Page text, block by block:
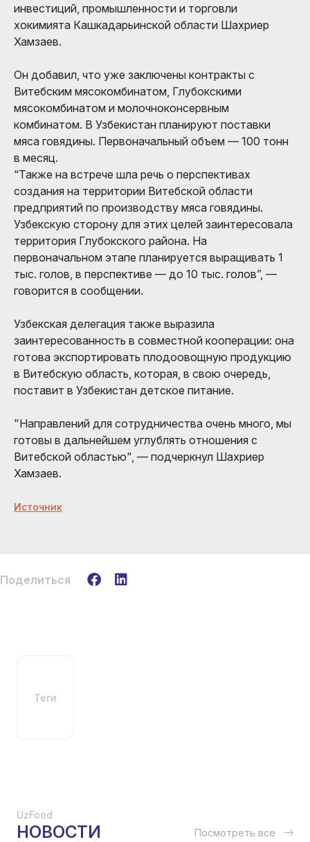
инвестиций, промышленности и торговли
хокимията Кашкадарьинской области Шахриер
Хамзаев.
Он добавил, что уже заключены контракты с
Витебским мясокомбинатом, Глубокскими
мясокомбинатом и молочноконсервным
комбинатом. В Узбекистан планируют поставки
мяса говядины. Первоначальный объем — 100 тонн
в месяц.
“Также на встрече шла речь о перспективах
создания на территории Витебской области
предприятий по производству мяса говядины.
Узбекскую сторону для этих целей заинтересовала
территория Глубокского района. На
первоначальном этапе планируется выращивать 1
тыс. голов, в перспективе — до 10 тыс. голов”, —
говорится в сообщении.
Узбекская делегация также выразила
заинтересованность в совместной кооперации: она
готова экспортировать плодоовощную продукцию
в Витебскую область, которая, в свою очередь,
поставит в Узбекистан детское питание.
"Направлений для сотрудничества очень много, мы
готовы в дальнейшем углублять отношения с
Витебской областью", — подчеркнул Шахриер
Хамзаев.
Источник
Поделиться
Теги
UzFood
НОВОСТИ Посмотреть все